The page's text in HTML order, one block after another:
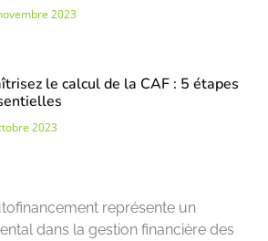
représente un
dans la gestion financière des
2023
le calcul de la CAF : 5 étapes
2023